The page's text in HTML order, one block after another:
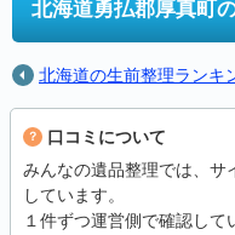
北海道勇払郡厚真町
北海道の生前整理ランキ
口コミについて
みんなの遺品整理では、サ
しています。
１件ずつ運営側で確認し